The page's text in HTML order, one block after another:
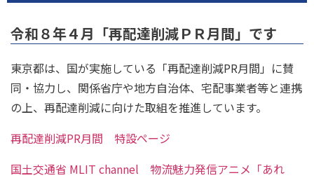
令和８年４月「再配達削減ＰＲ月間」です
東京都は、国が実施している「再配達削減PR月間」に賛
同・協力し、関係省庁や地方自治体、宅配事業者等と連携
の上、再配達削減に向けた取組を推進しています。
再配達削減PR月間 特設ページ
国土交通省 MLIT channel 物流魅力発信アニメ「あれ